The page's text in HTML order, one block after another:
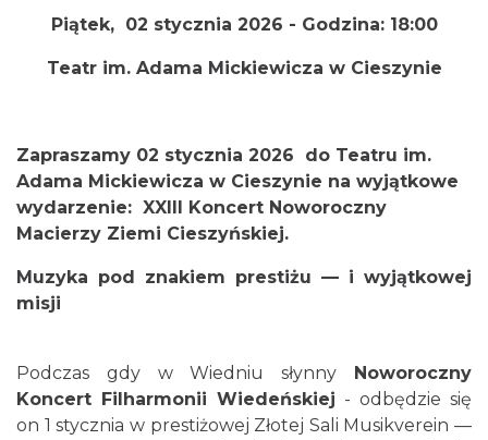
Koncert KARUZELA GNA
Cieszyn
Piątek, 02 stycznia 2026 - Godzina: 18:00
Teatr im. Adama Mickiewicza w Cieszynie
Zapraszamy 02 stycznia 2026 do Teatru im.
Adama Mickiewicza w Cieszynie na wyjątkowe
wydarzenie: XXIII Koncert Noworoczny
Macierzy Ziemi Cieszyńskiej.
Muzyka pod znakiem prestiżu — i wyjątkowej
misji
Podczas gdy w Wiedniu słynny Noworoczny
Koncert Filharmonii Wiedeńskiej - odbędzie się
on 1 stycznia w prestiżowej Złotej Sali Musikverein —